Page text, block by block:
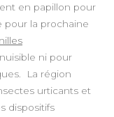
en papillon pour
pour la prochaine
ni pour
La région
urticants et
dispositifs